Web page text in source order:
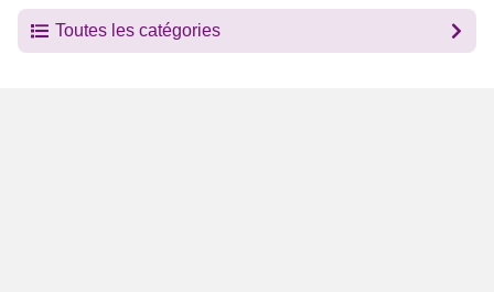
Toutes les catégories